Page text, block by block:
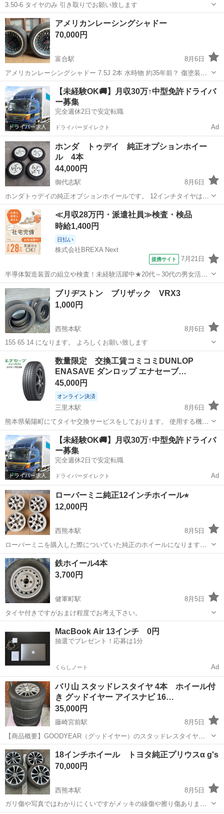
3.50-6 タイヤのみ 引き取りでお願い致します
熊本 玉名市 タイヤ、ホイール タイヤ
アメリカンレーシングシャドー
70,000円
富合駅
8月6日
アメリカンレーシングシャドー 7.5J 2本 水時物 約35年前？ 傷塗装剥
げあり 画像にてご確認ください！ ニッサンZ R30取り外しました！ ア
メリカンレーシングシャドー リミテッド PCD114.3 4穴 タイヤ使用
不...
熊本 熊本市 富合駅 タイヤ、ホイール R30
【未経験OK🚚】月収30万↑中型免許ドライバ
ー募集
完全週休2日で安定転職
ドライバーダイレクト Ad
ホンダ トゥデイ 純正オプションホイー
ル 4本
44,000円
御代志駅
8月6日
ホンダトゥデイの純正オプションホイールです。 12インチタイヤは
135/80R12を取り付けてます。 ホンダのストリートに使用してまし
た。 気になる方はコメントをよろしくお願いします。
熊本 菊池市 御代志駅 タイヤ、ホイール ホイール
≪月収28万円・派遣社員≫検査・検品
時給1,400円
日払い
株式会社BREXA Next
提携サイト 7月21日
半導体製造装置の組立や検査！未経験活躍中★20代～30代の男女活躍
中★ワンルーム寮完備！赴任旅費会社負担！マイカー通勤OK！無料駐
車場あり！正社員登用あり！《熊本県菊池郡大津町》 人気の工場のお
仕事 ◇半導体製造装置の組立...
熊本 その他
ブリヂストン ブリザック VRX3
1,000円
西熊本駅
8月6日
155 65 14 になります。 よろしくお願い致します
熊本市 西熊本駅 タイヤ、ホイール
数量限定 交換工賃コミコミDUNLOP
ENASAVE ダンロップ エナセーブ…
45,000円
オンライン決済
三里木駅
8月6日
熊本県菊陽町にてタイヤ交換サービスをしております。 使用する機械
にはこだわっており、タイヤ、ホイールに優しいセンターロック式の
高性能なタイヤチェンジャーと自動車ディーラーでも使用されている
ファンタスリフトを導入しております。...
熊本 菊池郡 三里木駅 タイヤ、ホイール ダンロップ
【未経験OK🚚】月収30万↑中型免許ドライバ
ー募集
完全週休2日で安定転職
ドライバーダイレクト Ad
ローバーミニ純正12インチホイール⭐︎
12,000円
西熊本駅
8月5日
ローバーミニを購入した際についていた純正のホイールになります。
センターキャップは無しになります。 ところどころ傷や塗装の剥がれ
があります。（画像にてご判断ください） 発送前に洗ってからお渡し
しようと思っております。 現状...
熊本 熊本市 西熊本駅 タイヤ、ホイール
鉄ホイール4本
3,700円
健軍町駅
8月5日
タイヤ付きですがおまけ程度でお考え下さい。
タイヤ、ホイール
MacBook Air 13インチ 0円
抽選でプレゼント！応募は1分
くらしノート Ad
バリ山 スタッドレスタイヤ 4本 ホイール付
き グッドイヤー アイスナビ 16…
35,000円
藤崎宮前駅
8月5日
【商品概要】GOODYEAR（グッドイヤー）のスタッドレスタイヤ
「ICE NAVI 7」と、weds（ウェッズ）製アルミホイールの4本セット
です。 【タイヤ詳細】メーカー・銘柄：GOODYEAR ICE NAVI 7（ア
イ...
熊本 熊本市 藤崎宮前駅 タイヤ、ホイール
18インチホイール トヨタ純正プリウスα g's
70,000円
西熊本駅
8月5日
ガリ傷や写真ではわかりにくいですがメッキの線傷や擦り傷ありま